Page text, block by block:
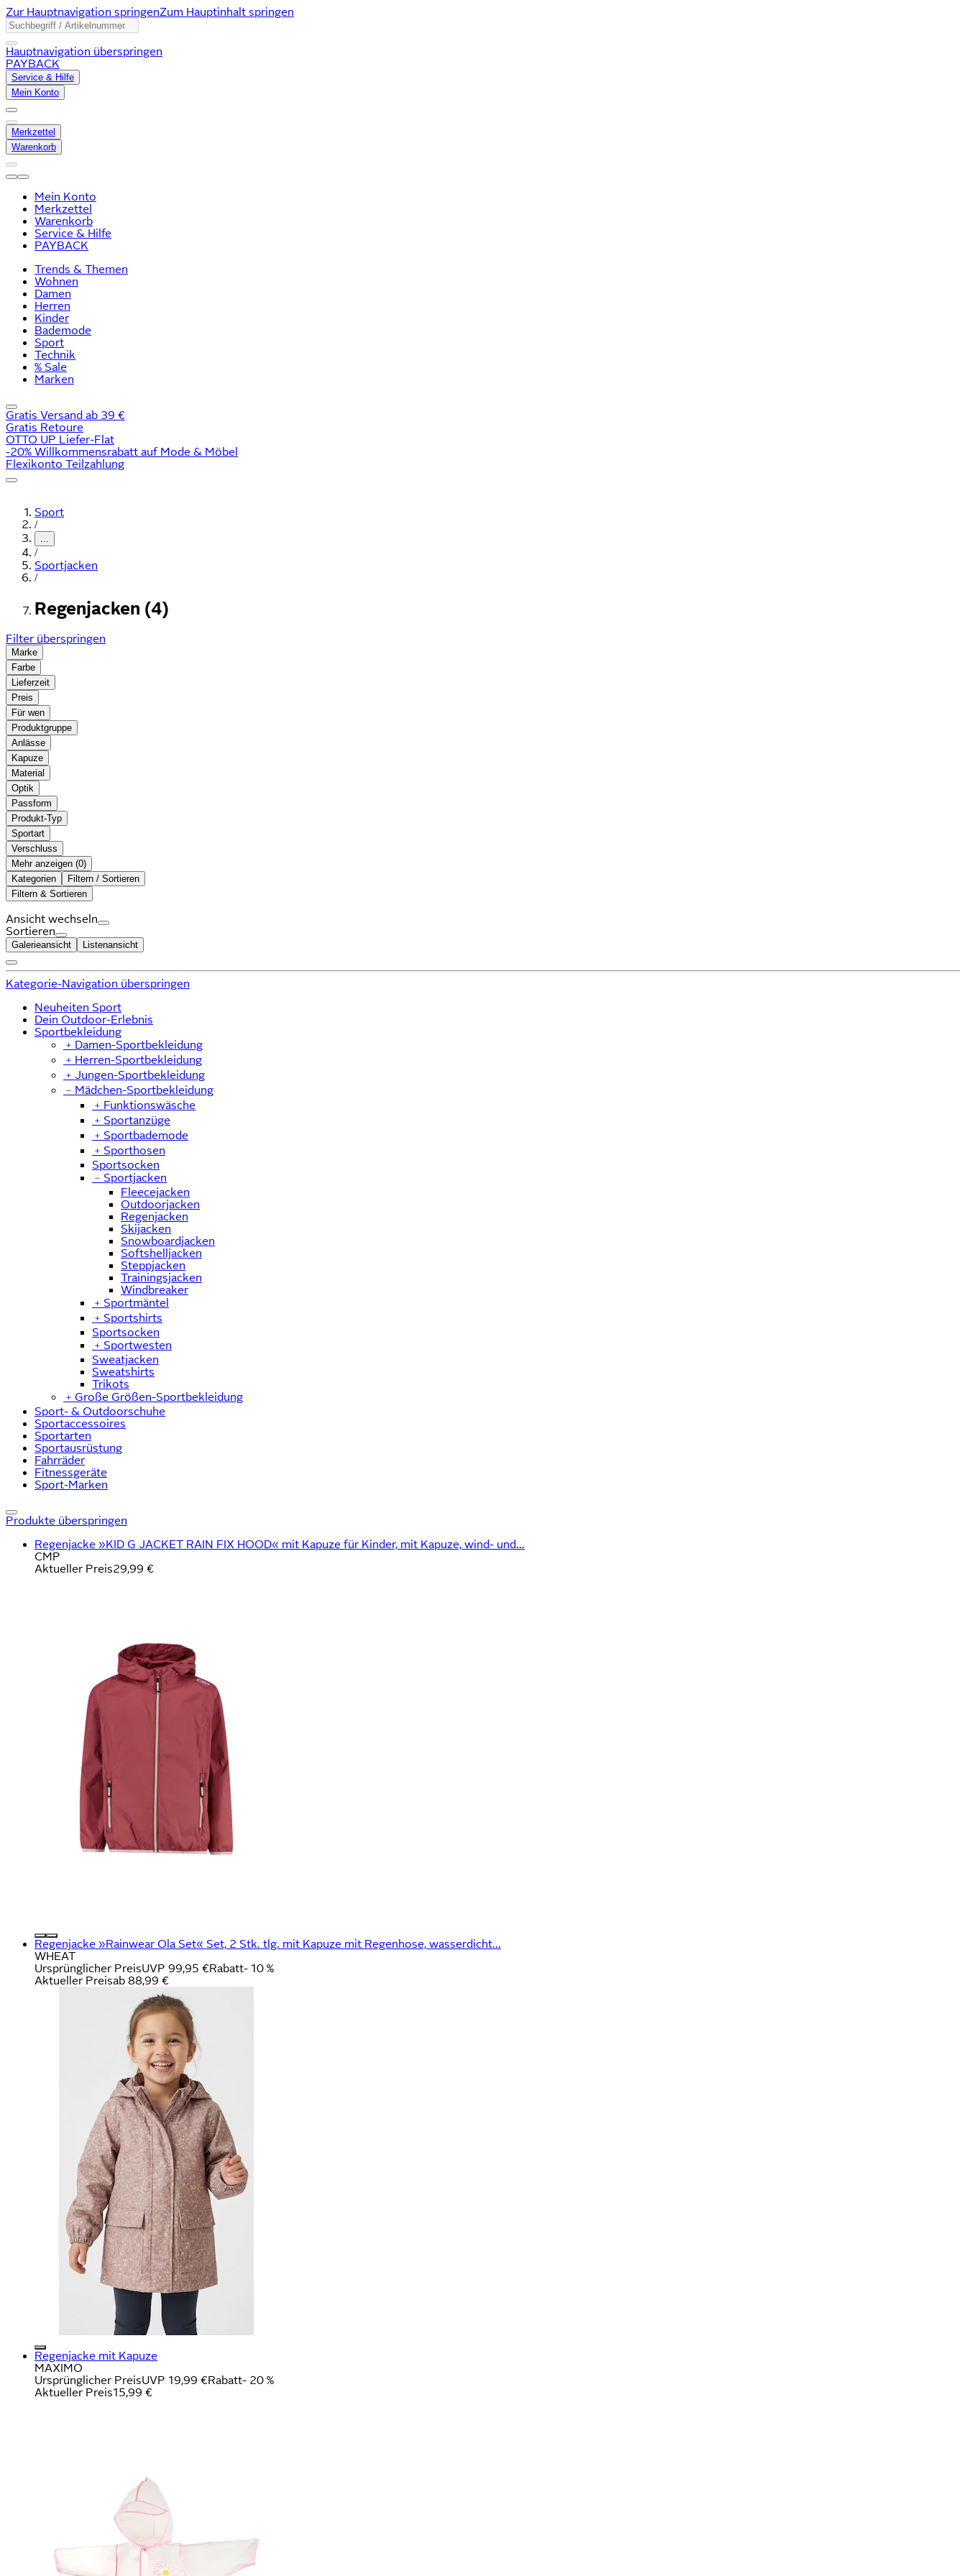
Zur Hauptnavigation springenZum Hauptinhalt springen
Hauptnavigation überspringen
PAYBACK
Service & Hilfe
Mein Konto
Merkzettel
Warenkorb
Mein Konto
Merkzettel
Warenkorb
Service & Hilfe
PAYBACK
Trends & Themen
Wohnen
Damen
Herren
Kinder
Bademode
Sport
Technik
% Sale
Marken
Gratis Versand ab 39 €
Gratis Retoure
OTTO UP Liefer-Flat
-20% Willkommensrabatt auf Mode & Möbel
Flexikonto Teilzahlung
Sport
/
...
/
Sportjacken
/
Regenjacken (4)
Filter überspringen
Marke
Farbe
Lieferzeit
Preis
Für wen
Produktgruppe
Anlässe
Kapuze
Material
Optik
Passform
Produkt-Typ
Sportart
Verschluss
Mehr anzeigen ( )
Kategorien
Filtern / Sortieren
Filtern & Sortieren
Ansicht wechseln
Sortieren
Galerieansicht Listenansicht
Kategorie-Navigation überspringen
Neuheiten Sport
Dein Outdoor-Erlebnis
Sportbekleidung
﹢ Damen-Sportbekleidung
﹢ Herren-Sportbekleidung
﹢ Jungen-Sportbekleidung
﹣ Mädchen-Sportbekleidung
﹢ Funktionswäsche
﹢ Sportanzüge
﹢ Sportbademode
﹢ Sporthosen
Sportsocken
﹣ Sportjacken
Fleecejacken
Outdoorjacken
Regenjacken
Skijacken
Snowboardjacken
Softshelljacken
Steppjacken
Trainingsjacken
Windbreaker
﹢ Sportmäntel
﹢ Sportshirts
Sportsocken
﹢ Sportwesten
Sweatjacken
Sweatshirts
Trikots
﹢ Große Größen-Sportbekleidung
Sport- & Outdoorschuhe
Sportaccessoires
Sportarten
Sportausrüstung
Fahrräder
Fitnessgeräte
Sport-Marken
Produkte überspringen
Regenjacke »KID G JACKET RAIN FIX HOOD« mit Kapuze für Kinder, mit Kapuze, wind- und...
CMP
Aktueller Preis29,99 €
Regenjacke »Rainwear Ola Set« Set, 2 Stk. tlg. mit Kapuze mit Regenhose, wasserdicht...
WHEAT
Ursprünglicher PreisUVP 99,95 €Rabatt- 10 %
Aktueller Preisab 88,99 €
Regenjacke mit Kapuze
MAXIMO
Ursprünglicher PreisUVP 19,99 €Rabatt- 20 %
Aktueller Preis15,99 €